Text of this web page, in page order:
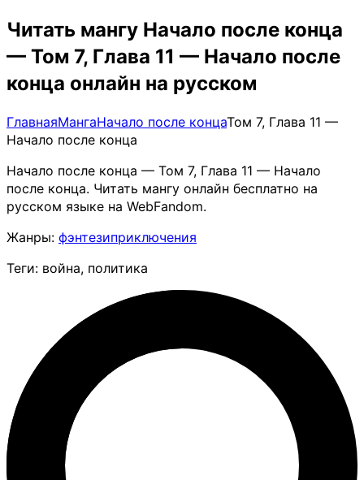
Читать мангу Начало после конца
— Том 7, Глава 11 — Начало после
конца онлайн на русском
ГлавнаяМангаНачало после концаТом 7, Глава 11 —
Начало после конца
Начало после конца — Том 7, Глава 11 — Начало
после конца. Читать мангу онлайн бесплатно на
русском языке на WebFandom.
Жанры: фэнтезиприключения
Теги: война, политика